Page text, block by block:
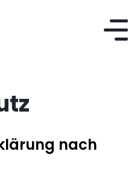
nach